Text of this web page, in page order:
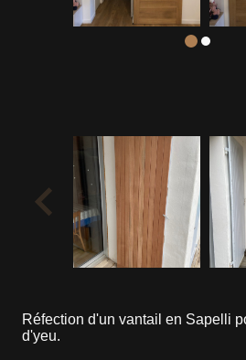
Réfection d'un vantail en Sapelli
d'yeu.